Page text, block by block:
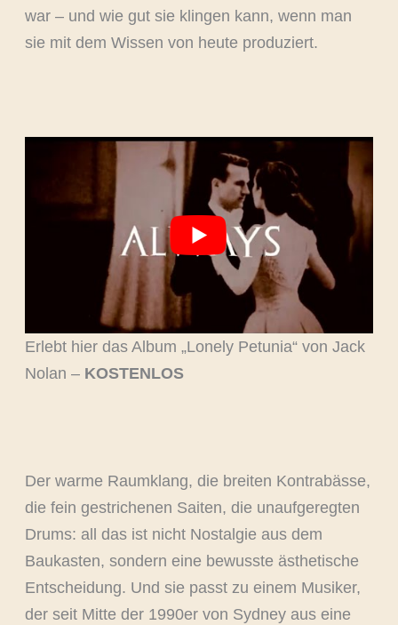
war – und wie gut sie klingen kann, wenn man
sie mit dem Wissen von heute produziert.
Erlebt hier das Album „Lonely Petunia“ von Jack
Nolan – KOSTENLOS
Der warme Raumklang, die breiten Kontrabässe,
die fein gestrichenen Saiten, die unaufgeregten
Drums: all das ist nicht Nostalgie aus dem
Baukasten, sondern eine bewusste ästhetische
Entscheidung. Und sie passt zu einem Musiker,
der seit Mitte der 1990er von Sydney aus eine